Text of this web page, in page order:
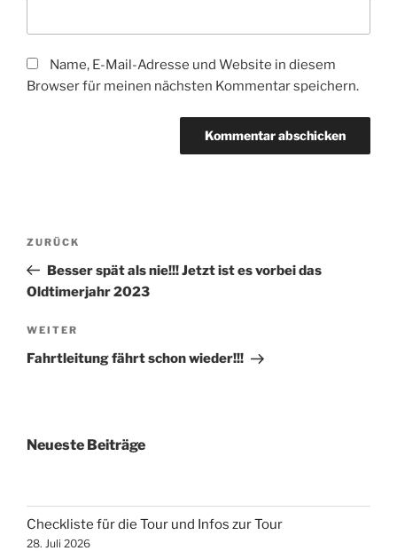
Name, E-Mail-Adresse und Website in diesem
Browser für meinen nächsten Kommentar speichern.
Beitragsnavigation
Vorheriger
Beitrag
ZURÜCK
Besser spät als nie!!! Jetzt ist es vorbei das
Oldtimerjahr 2023
Nächster
Beitrag
WEITER
Fahrtleitung fährt schon wieder!!!
Neueste Beiträge
Checkliste für die Tour und Infos zur Tour
28. Juli 2026